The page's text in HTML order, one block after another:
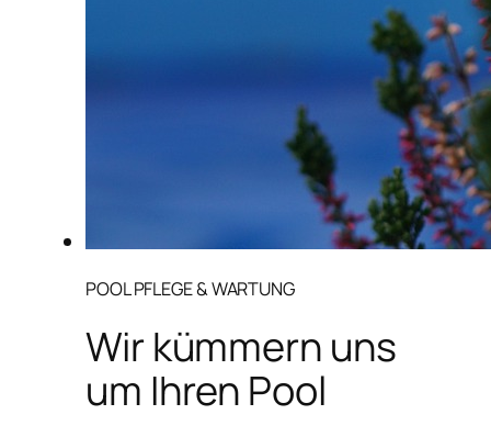
POOL PFLEGE & WARTUNG
Wir kümmern uns
um Ihren Pool